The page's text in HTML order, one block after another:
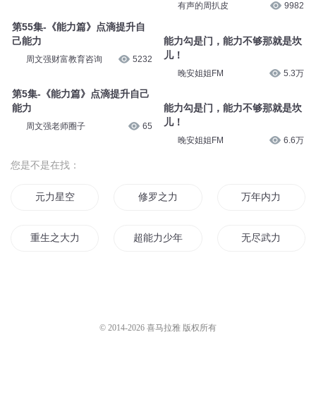
第55集-《能力篇》点滴提升自
己能力
周文强财富教育咨询 5232
第5集-《能力篇》点滴提升自己
能力
周文强老师圈子 65
有声的周扒皮 9982
能力勾是门，能力不够那就是坎
儿！
晚安姐姐FM 5.3万
能力勾是门，能力不够那就是坎
儿！
晚安姐姐FM 6.6万
您是不是在找：
元力星空 修罗之力 万年内力
重生之大力王妃 超能力少年之路 无尽武力
© 2014-2026 喜马拉雅 版权所有